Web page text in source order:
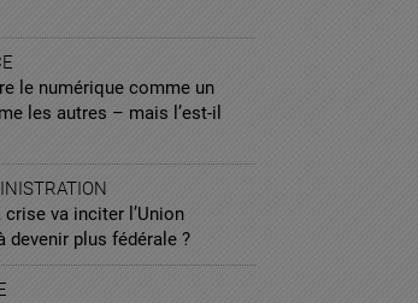
le numérique comme un
les autres – mais l’est-il
crise va inciter l’Union
devenir plus fédérale ?